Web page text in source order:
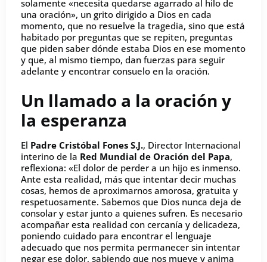
solamente «necesita quedarse agarrado al hilo de
una oración», un grito dirigido a Dios en cada
momento, que no resuelve la tragedia, sino que está
habitado por preguntas que se repiten, preguntas
que piden saber dónde estaba Dios en ese momento
y que, al mismo tiempo, dan fuerzas para seguir
adelante y encontrar consuelo en la oración.
Un llamado a la oración y
la esperanza
El Padre Cristóbal Fones S.J., Director Internacional
interino de la Red Mundial de Oración del Papa,
reflexiona: «El dolor de perder a un hijo es inmenso.
Ante esta realidad, más que intentar decir muchas
cosas, hemos de aproximarnos amorosa, gratuita y
respetuosamente. Sabemos que Dios nunca deja de
consolar y estar junto a quienes sufren. Es necesario
acompañar esta realidad con cercanía y delicadeza,
poniendo cuidado para encontrar el lenguaje
adecuado que nos permita permanecer sin intentar
negar ese dolor, sabiendo que nos mueve y anima